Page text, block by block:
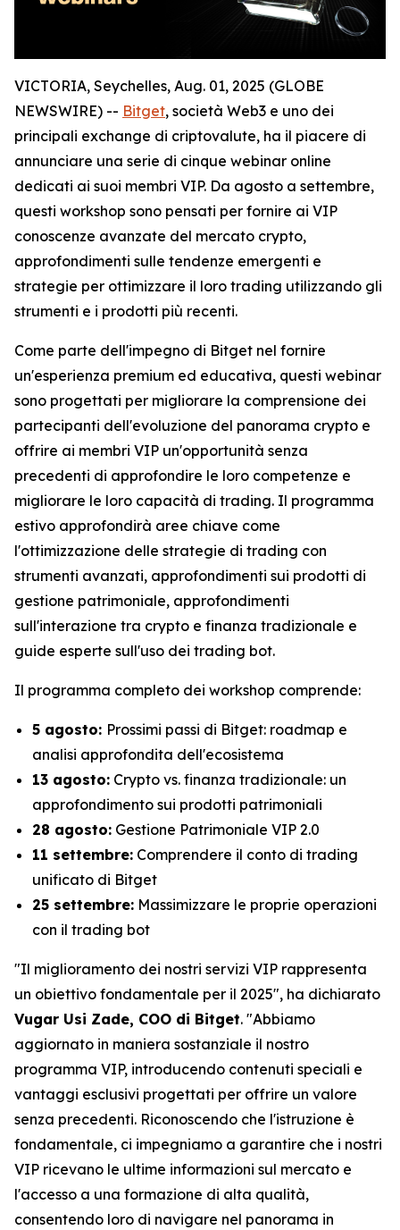
VICTORIA, Seychelles, Aug. 01, 2025 (GLOBE
NEWSWIRE) -- Bitget, società Web3 e uno dei
principali exchange di criptovalute, ha il piacere di
annunciare una serie di cinque webinar online
dedicati ai suoi membri VIP. Da agosto a settembre,
questi workshop sono pensati per fornire ai VIP
conoscenze avanzate del mercato crypto,
approfondimenti sulle tendenze emergenti e
strategie per ottimizzare il loro trading utilizzando gli
strumenti e i prodotti più recenti.
Come parte dell'impegno di Bitget nel fornire
un'esperienza premium ed educativa, questi webinar
sono progettati per migliorare la comprensione dei
partecipanti dell'evoluzione del panorama crypto e
offrire ai membri VIP un'opportunità senza
precedenti di approfondire le loro competenze e
migliorare le loro capacità di trading. Il programma
estivo approfondirà aree chiave come
l'ottimizzazione delle strategie di trading con
strumenti avanzati, approfondimenti sui prodotti di
gestione patrimoniale, approfondimenti
sull'interazione tra crypto e finanza tradizionale e
guide esperte sull'uso dei trading bot.
Il programma completo dei workshop comprende:
5 agosto: Prossimi passi di Bitget: roadmap e
analisi approfondita dell'ecosistema
13 agosto: Crypto vs. finanza tradizionale: un
approfondimento sui prodotti patrimoniali
28 agosto: Gestione Patrimoniale VIP 2.0
11 settembre: Comprendere il conto di trading
unificato di Bitget
25 settembre: Massimizzare le proprie operazioni
con il trading bot
"Il miglioramento dei nostri servizi VIP rappresenta
un obiettivo fondamentale per il 2025", ha dichiarato
Vugar Usi Zade, COO di Bitget. "Abbiamo
aggiornato in maniera sostanziale il nostro
programma VIP, introducendo contenuti speciali e
vantaggi esclusivi progettati per offrire un valore
senza precedenti. Riconoscendo che l'istruzione è
fondamentale, ci impegniamo a garantire che i nostri
VIP ricevano le ultime informazioni sul mercato e
l'accesso a una formazione di alta qualità,
consentendo loro di navigare nel panorama in